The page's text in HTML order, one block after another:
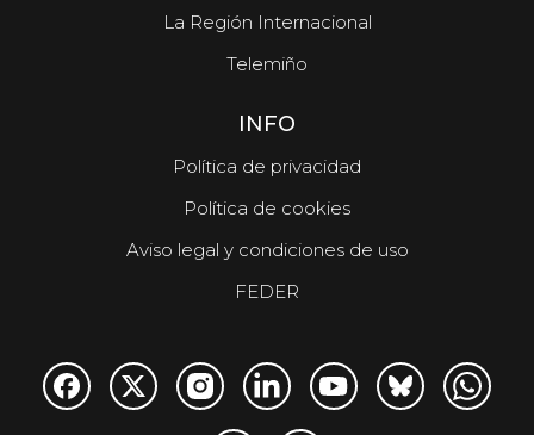
La Región Internacional
Telemiño
INFO
Política de privacidad
Política de cookies
Aviso legal y condiciones de uso
FEDER